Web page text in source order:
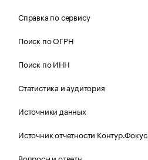
Справка по сервису
Поиск по ОГРН
Поиск по ИНН
Статистика и аудитория
Источники данных
Источник отчетности Контур.Фокус